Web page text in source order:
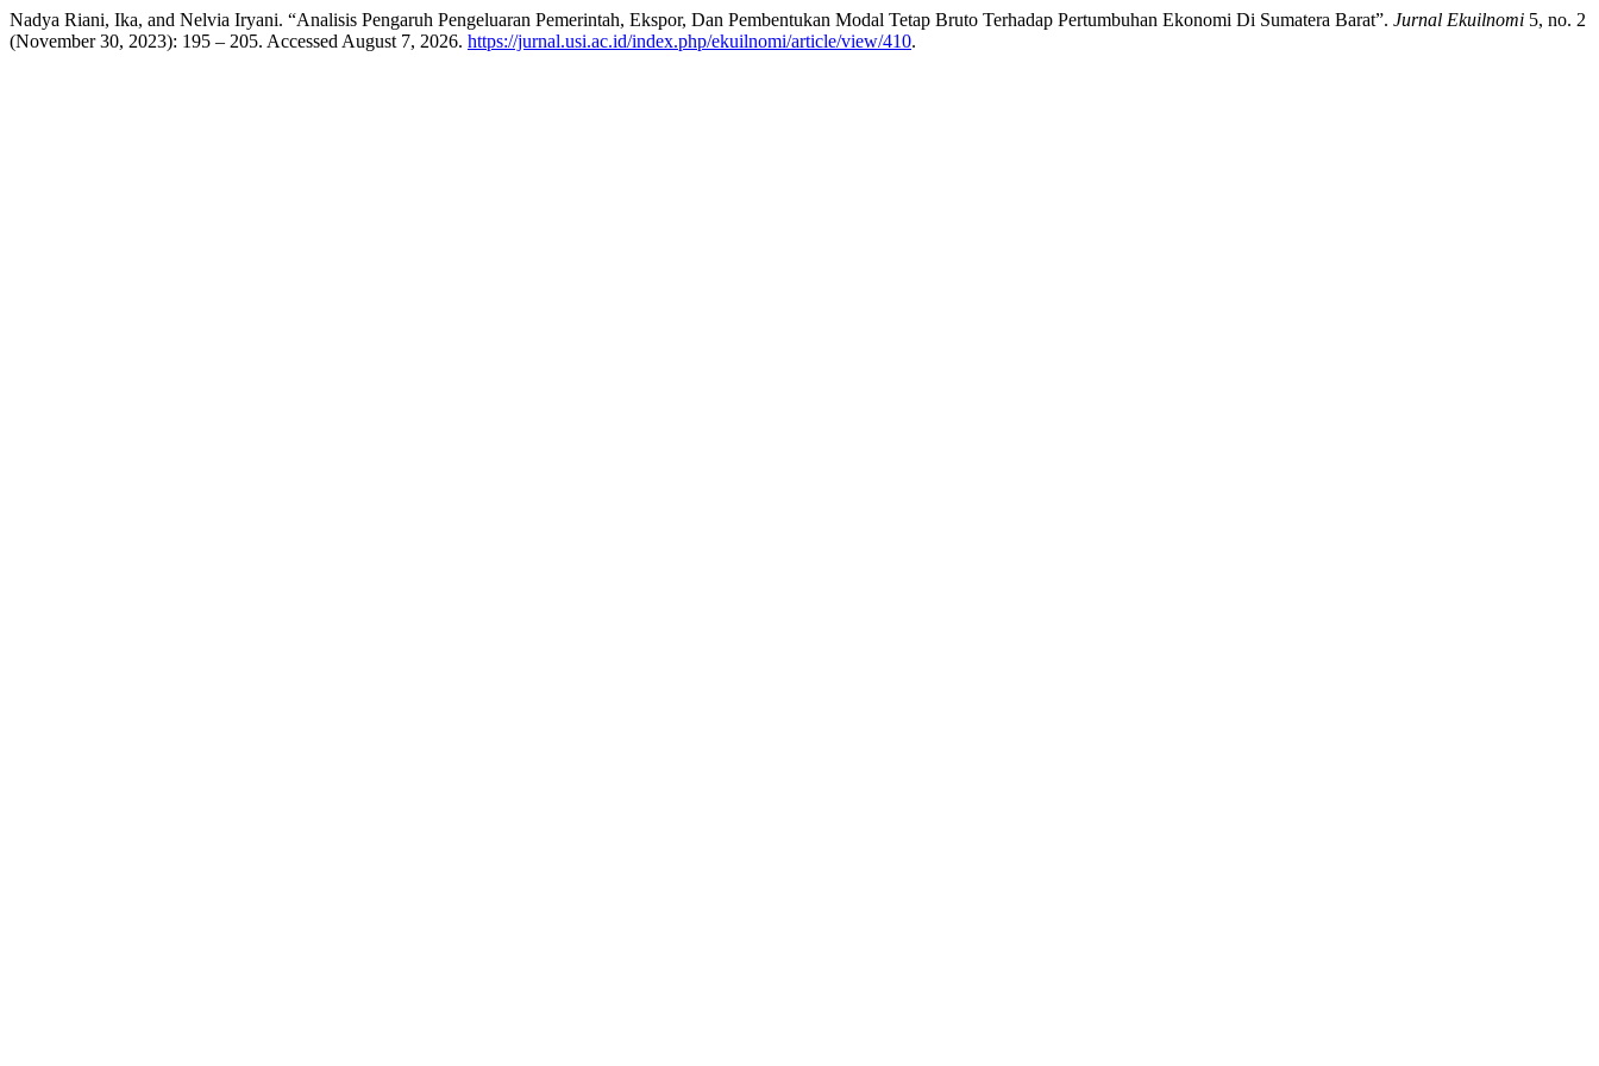
Nadya Riani, Ika, and Nelvia Iryani. “Analisis Pengaruh Pengeluaran Pemerintah, Ekspor, Dan Pembentukan Modal Tetap Bruto Terhadap Pertumbuhan Ekonomi Di Sumatera Barat”. Jurnal Ekuilnomi 5, no. 2
(November 30, 2023): 195 – 205. Accessed August 7, 2026. https://jurnal.usi.ac.id/index.php/ekuilnomi/article/view/410.